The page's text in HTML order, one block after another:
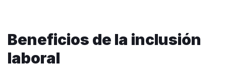
Beneficios de la inclusión
laboral